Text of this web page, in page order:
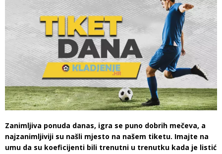
Zanimljiva ponuda danas, igra se puno dobrih mečeva, a
najzanimljiviji su našli mjesto na našem tiketu. Imajte na
umu da su koeficijenti bili trenutni u trenutku kada je listić